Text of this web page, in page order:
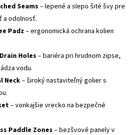
Seams – lepené a slepo šité švy pre
a odolnosť.
Padz– ergonomická ochrana kolien
Holes – bariéra pri hrudnom zipse,
vodu.
Neck– široký nastaviteľný golier s
– vonkajšie vrecko na bezpečné
Paddle Zones – bezšvové panely v